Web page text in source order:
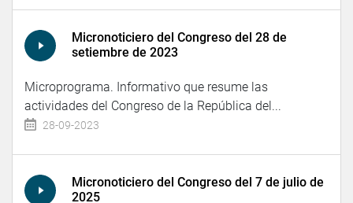
Micronoticiero del Congreso del 28 de
setiembre de 2023
Microprograma. Informativo que resume las
actividades del Congreso de la República del...
28-09-2023
Micronoticiero del Congreso del 7 de julio de
2025